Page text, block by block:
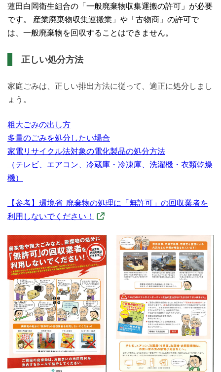
蓮田白岡衛生組合の「一般廃棄物収集運搬の許可」が必要
です。
産業廃棄物収集運搬業」や「古物商」の許可で
は、一般廃棄物を回収することはできません。
正しい処分方法
家庭ごみは、正しい排出方法に従って、適正に処分しまし
ょう。
粗大ごみの出し方
多量のごみを処分したい場合
家電リサイクル法対象の電化製品の処分方法
（テレビ、エアコン、冷蔵庫・冷凍庫、洗濯機・衣類乾燥
機）
【参考】環境省_廃棄物の処理に「無許可」の回収業者を
利用しないでください！